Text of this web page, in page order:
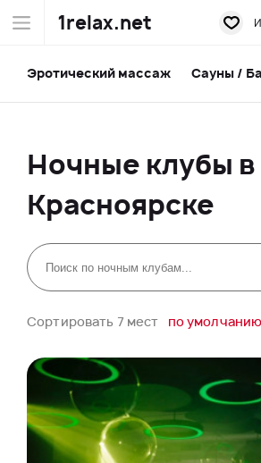
1relax.net
Эротический массаж Сауны /
Ночные клубы в
Красноярске
Сортировать 7 мест по умолчанию